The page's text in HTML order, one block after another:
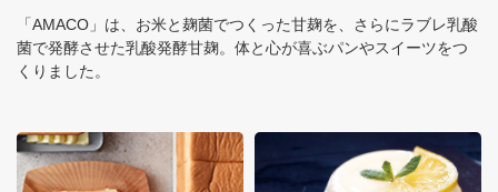
「AMACO」は、お米と麹菌でつくった甘麹を、さらにラブレ乳酸
菌で発酵させた乳酸発酵甘麹。体と心が喜ぶパンやスイーツをつ
くりました。